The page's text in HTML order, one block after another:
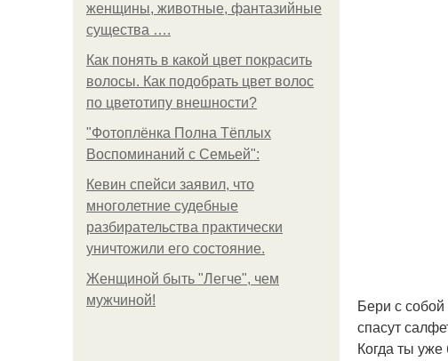
женщины, животные, фантазийные
существа ….
Как понять в какой цвет покрасить
волосы. Как подобрать цвет волос
по цветотипу внешности?
"Фотоплёнка Полна Тёплых
Воспоминаний с Семьей":
Кевин спейси заявил, что
многолетние судебные
разбирательства практически
уничтожили его состояние.
Женщиной быть "Легче", чем
мужчиной!
Бери с
спасут
Когда ты